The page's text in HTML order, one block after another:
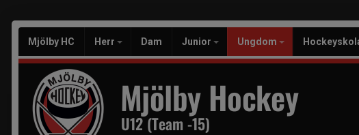
Mjölby HC Herr Dam Junior Ungdom
Mjölby Hockey
U12 (Team -15)